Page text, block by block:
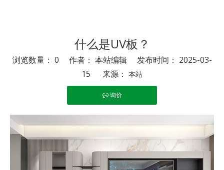
什么是UV板？
浏览数量： 0 作者： 本站编辑 发布时间： 2025-03-
15 来源： 本站
询价